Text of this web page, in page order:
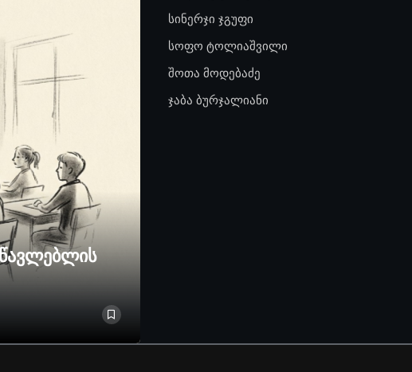
სინერჯი ჯგუფი
სოფო ტოლიაშვილი
შოთა მოდებაძე
ჯაბა ბურჯალიანი